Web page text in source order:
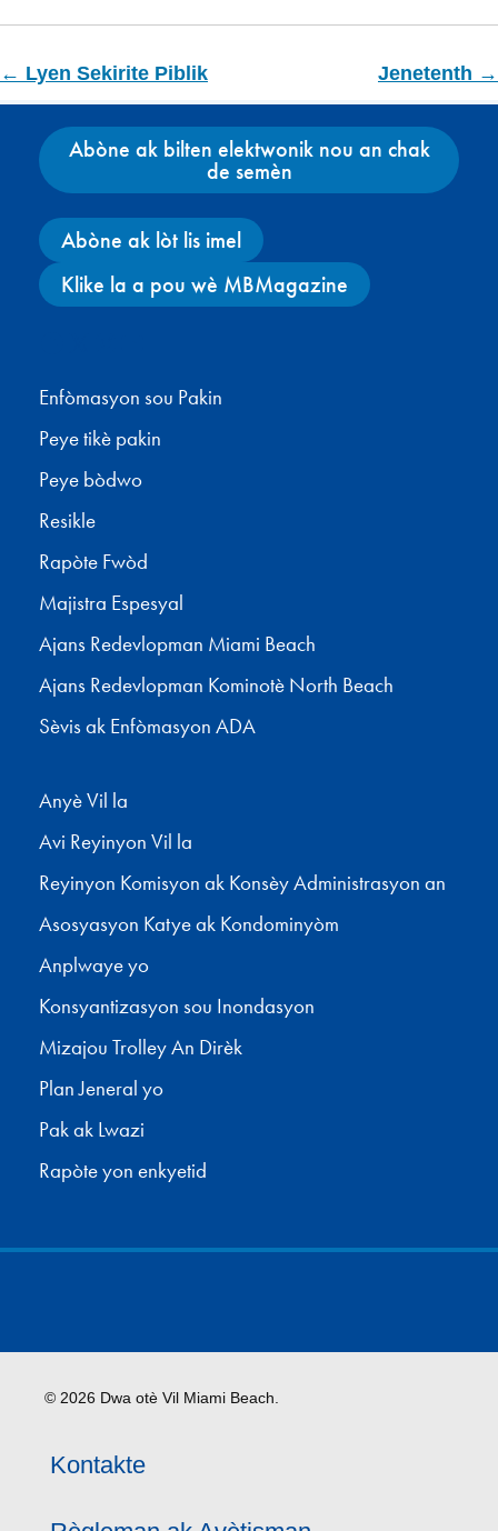
← Lyen Sekirite Piblik Jenetenth →
Abòne ak bilten elektwonik nou an chak
de semèn
Abòne ak lòt lis imel
Klike la a pou wè MBMagazine
Enfòmasyon sou Pakin
Peye tikè pakin
Peye bòdwo
Resikle
Rapòte Fwòd
Majistra Espesyal
Ajans Redevlopman Miami Beach
Ajans Redevlopman Kominotè North Beach
Sèvis ak Enfòmasyon ADA
Anyè Vil la
Avi Reyinyon Vil la
Reyinyon Komisyon ak Konsèy Administrasyon an
Asosyasyon Katye ak Kondominyòm
Anplwaye yo
Konsyantizasyon sou Inondasyon
Mizajou Trolley An Dirèk
Plan Jeneral yo
Pak ak Lwazi
Rapòte yon enkyetid
© 2026 Dwa otè Vil Miami Beach.
Kontakte